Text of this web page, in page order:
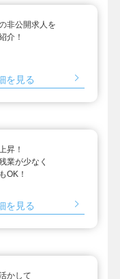
非公開求人を
介！
を見る
昇！
業が少なく
OK！
を見る
かして